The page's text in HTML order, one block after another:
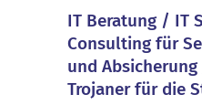
IT Beratung / IT
Consulting für
und
Trojaner für die